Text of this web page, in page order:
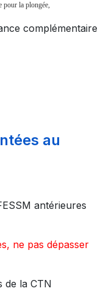
pour la plongée,
complémentaire
au
antérieures
ne pas dépasser
de la CTN